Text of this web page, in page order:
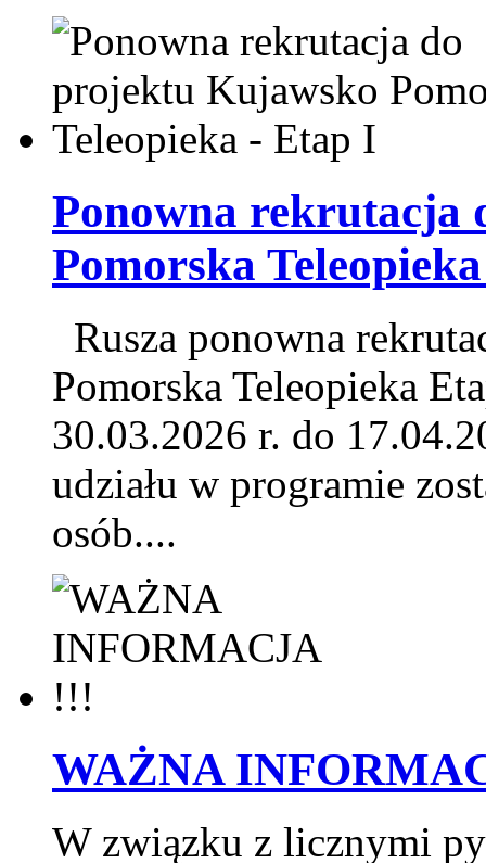
Ponowna rekrutacja
Pomorska
Rusza ponowna
Pomorska Teleopieka
30.03.2026 r. do
udziału w programie
osób....
WAŻNA
W związku z licznymi